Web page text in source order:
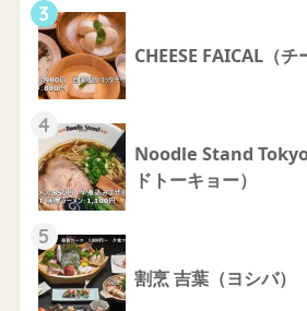
3
CHEESE FAICAL（チ
4
Noodle Stand
ドトーキョー）
5
割烹 吉葉（ヨシバ）